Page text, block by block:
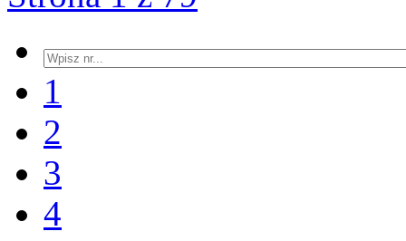
1
2
3
4